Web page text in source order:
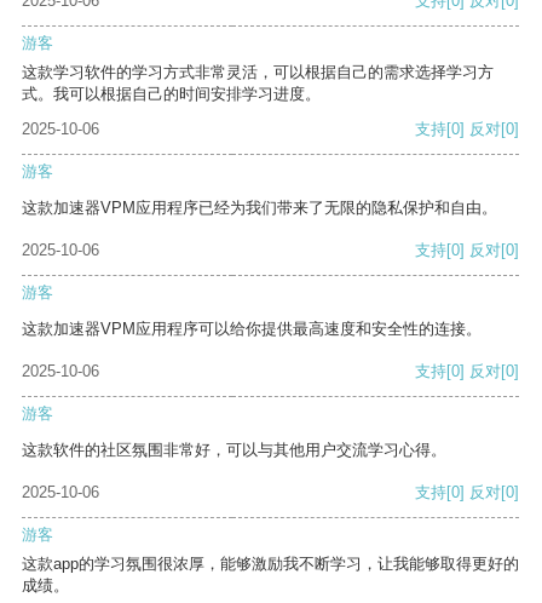
游客
这款学习软件的学习方式非常灵活，可以根据自己的需求选择学习方
式。我可以根据自己的时间安排学习进度。
2025-10-06
支持[0] 反对[0]
游客
这款加速器VPM应用程序已经为我们带来了无限的隐私保护和自由。
2025-10-06 支持[0] 反对[0]
游客
这款加速器VPM应用程序可以给你提供最高速度和安全性的连接。
2025-10-06 支持[0] 反对[0]
游客
这款软件的社区氛围非常好，可以与其他用户交流学习心得。
2025-10-06 支持[0] 反对[0]
游客
这款app的学习氛围很浓厚，能够激励我不断学习，让我能够取得更好的
成绩。